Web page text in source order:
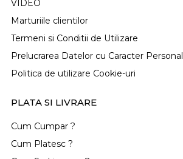
VIDEO
Marturiile clientilor
Termeni si Conditii de Utilizare
Prelucrarea Datelor cu Caracter Personal
Politica de utilizare Cookie-uri
PLATA SI LIVRARE
Cum Cumpar ?
Cum Platesc ?